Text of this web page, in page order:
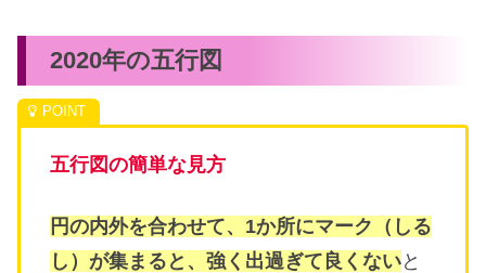
2020年の五行図
五行図の簡単な見方
円の内外を合わせて、1か所にマーク（しる
し）が集まると、強く出過ぎて良くないと